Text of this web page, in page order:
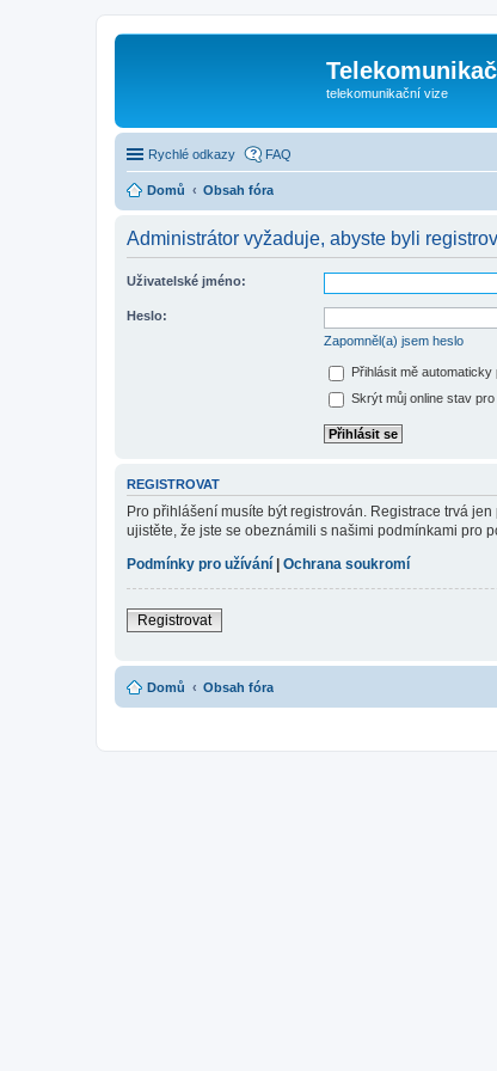
telekomunikační vize
Rychlé odkazy FAQ
Domů Obsah fóra
Administrátor vyžaduje, abyste byli
Uživatelské jméno:
Heslo:
Zapomněl(a) jsem heslo
Přihlásit mě
Skrýt můj online stav
REGISTROVAT
Pro přihlášení musíte být registrován. Registrace trvá
ujistěte, že jste se obeznámili s našimi podmínkami pro
Podmínky pro užívání
Ochrana soukromí
Registrovat
Domů Obsah fóra